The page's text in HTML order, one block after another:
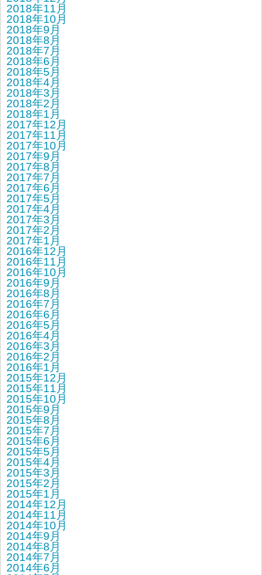
2018年11月
2018年10月
2018年9月
2018年8月
2018年7月
2018年6月
2018年5月
2018年4月
2018年3月
2018年2月
2018年1月
2017年12月
2017年11月
2017年10月
2017年9月
2017年8月
2017年7月
2017年6月
2017年5月
2017年4月
2017年3月
2017年2月
2017年1月
2016年12月
2016年11月
2016年10月
2016年9月
2016年8月
2016年7月
2016年6月
2016年5月
2016年4月
2016年3月
2016年2月
2016年1月
2015年12月
2015年11月
2015年10月
2015年9月
2015年8月
2015年7月
2015年6月
2015年5月
2015年4月
2015年3月
2015年2月
2015年1月
2014年12月
2014年11月
2014年10月
2014年9月
2014年8月
2014年7月
2014年6月